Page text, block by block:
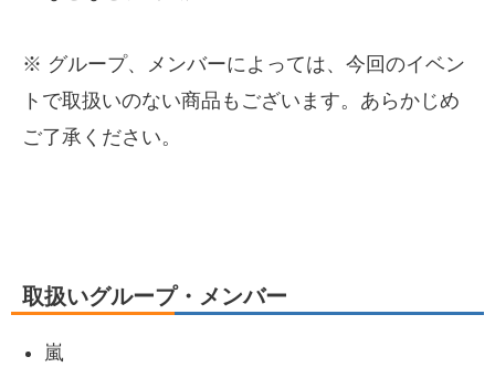
※ グループ、メンバーによっては、今回のイベン
トで取扱いのない商品もございます。あらかじめ
ご了承ください。
取扱いグループ・メンバー
嵐